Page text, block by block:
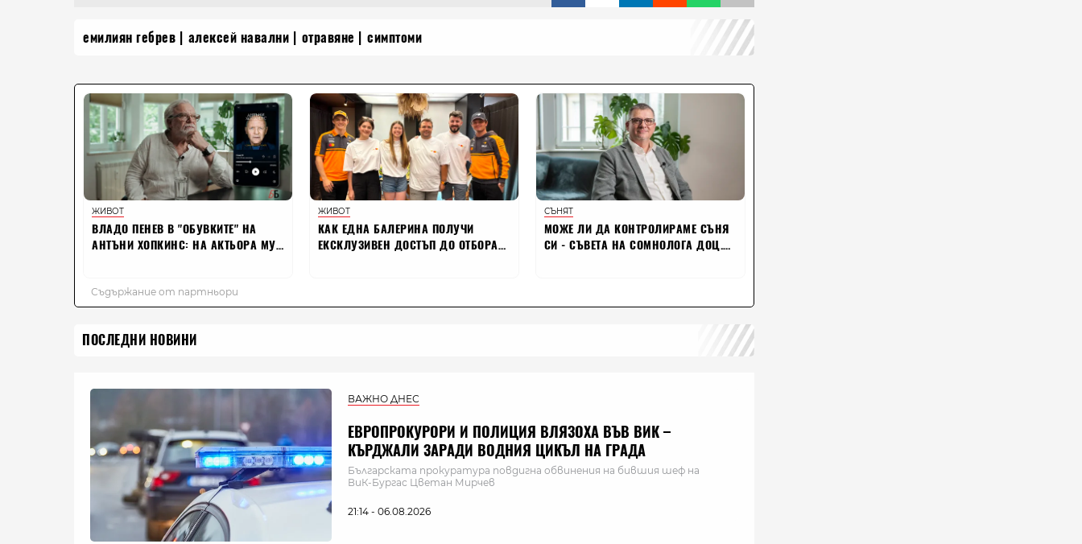
емилиян гебрев алексей навални отравяне симптоми
ПОСЛЕДНИ НОВИНИ
ВАЖНО ДНЕС
ЕВРОПРОКУРОРИ И ПОЛИЦИЯ ВЛЯЗОХА ВЪВ ВИК –
КЪРДЖАЛИ ЗАРАДИ ВОДНИЯ ЦИКЪЛ НА ГРАДА
Българската прокуратура повдигна обвинения на бившия шеф на
ВиК-Бургас Цветан Мирчев
21:14 - 06.08.2026